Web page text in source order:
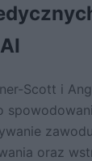
Scott i
oraz